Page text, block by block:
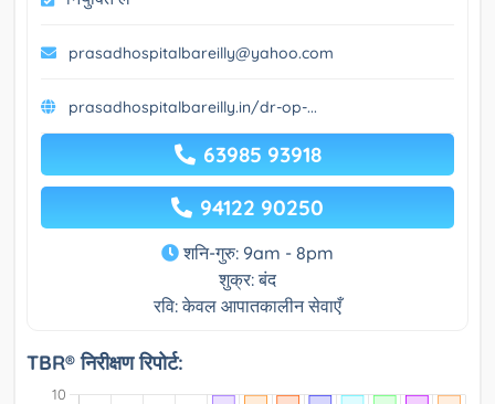
prasadhospitalbareilly@yahoo.com
prasadhospitalbareilly.in/dr-op-...
63985 93918
94122 90250
शनि-गुरु: 9am - 8pm
शुक्र: बंद
रवि: केवल आपातकालीन सेवाएँ
TBR® निरीक्षण रिपोर्ट: